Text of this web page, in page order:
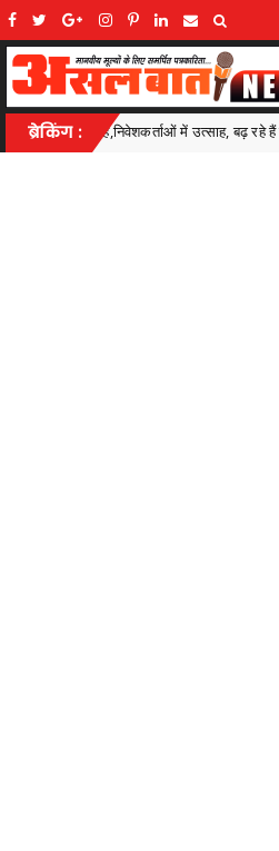
ब्रेकिंग :
रोजगार के भी अवसर,राज्य की ऐतिहासिक पहल